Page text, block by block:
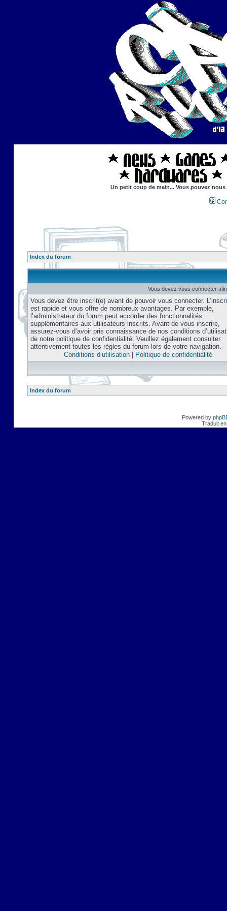
Un petit coup de main... Vous pouvez
Index du forum
Vous devez vous connecter
Vous devez être inscrit(e) avant de pouvoir vous connecter.
est rapide et vous offre de nombreux avantages. Par exemple,
l’administrateur du forum peut accorder des fonctionnalités
supplémentaires aux utilisateurs inscrits. Avant de vous inscrire,
assurez-vous d’avoir pris connaissance de nos conditions
de notre politique de confidentialité. Veuillez également consulter
attentivement toutes les règles du forum lors de votre navigation.
Conditions d’utilisation| Politique de confidentialité
Index du forum
Powered by
Traduit